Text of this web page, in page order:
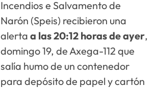
Incendios e Salvamento de
Narón (Speis) recibieron una
alertaa las 20:12 horas de ayer,
domingo 19, de Axega-112 que
salía humo de un contenedor
para depósito de papel y cartón